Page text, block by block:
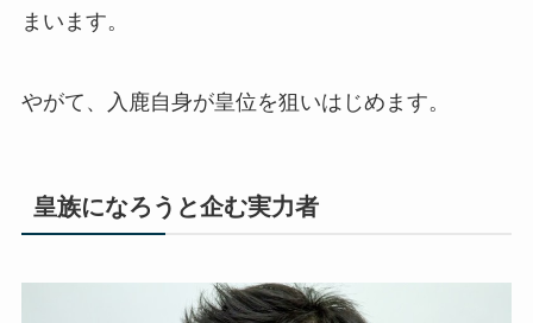
まいます。
やがて、入鹿自身が皇位を狙いはじめます。
皇族になろうと企む実力者